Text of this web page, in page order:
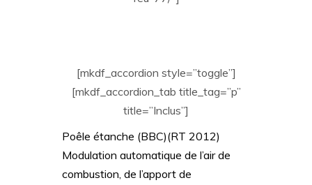
[mkdf_accordion style=”toggle”]
[mkdf_accordion_tab title_tag=”p”
title=”Inclus”]
Poêle étanche (BBC)(RT 2012)
Modulation automatique de l’air de
combustion, de l’apport de